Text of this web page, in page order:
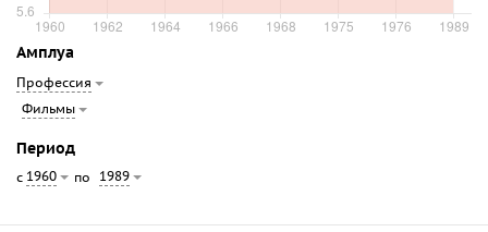
Амплуа
Профессия
Фильмы
Период
с 1960 по 1989